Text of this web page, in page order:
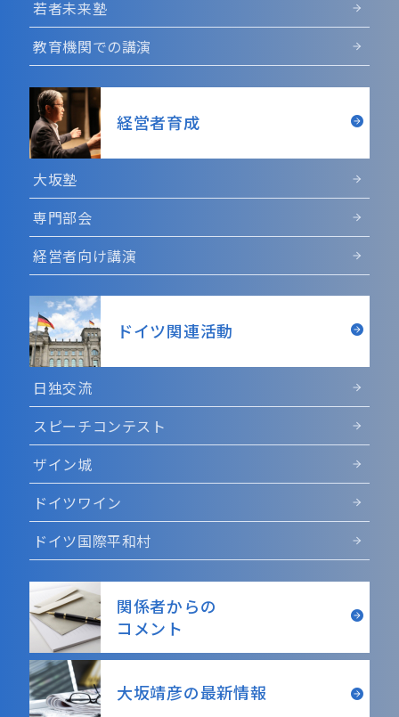
若者未来塾
教育機関での講演
経営者育成
大坂塾
専門部会
経営者向け講演
ドイツ関連活動
日独交流
スピーチコンテスト
ザイン城
ドイツワイン
ドイツ国際平和村
関係者からの
コメント
大坂靖彦の最新情報